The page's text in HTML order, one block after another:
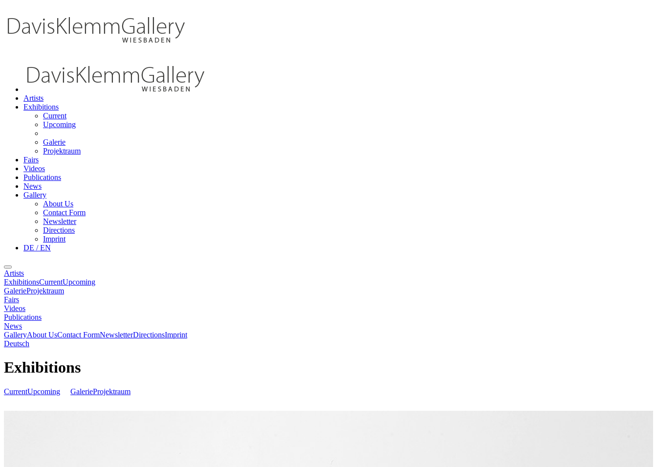
Artists
Exhibitions
Current
Upcoming
Galerie
Projektraum
Fairs
Videos
Publications
News
Gallery
About Us
Contact Form
Newsletter
Directions
Imprint
DE / EN
Artists
ExhibitionsCurrentUpcoming
GalerieProjektraum
Fairs
Videos
Publications
News
GalleryAbout UsContact FormNewsletterDirectionsImprint
Deutsch
Exhibitions
CurrentUpcoming GalerieProjektraum